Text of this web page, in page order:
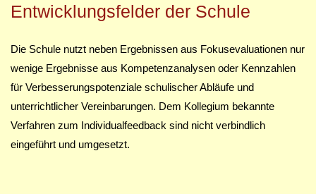
Entwicklungsfelder der Schule
Die Schule nutzt neben Ergebnissen aus Fokusevaluationen nur
wenige Ergebnisse aus Kompetenzanalysen oder Kennzahlen
für Verbesserungspotenziale schulischer Abläufe und
unterrichtlicher Vereinbarungen. Dem Kollegium bekannte
Verfahren zum Individualfeedback sind nicht verbindlich
eingeführt und umgesetzt.